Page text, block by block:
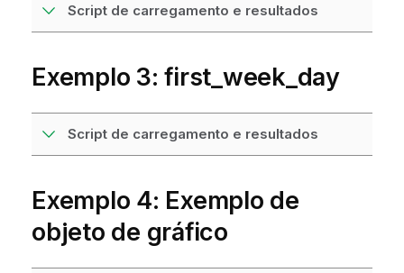
Script de carregamento e resultados
Exemplo 3: first_week_day
Script de carregamento e resultados
Exemplo 4: Exemplo de
objeto de gráfico